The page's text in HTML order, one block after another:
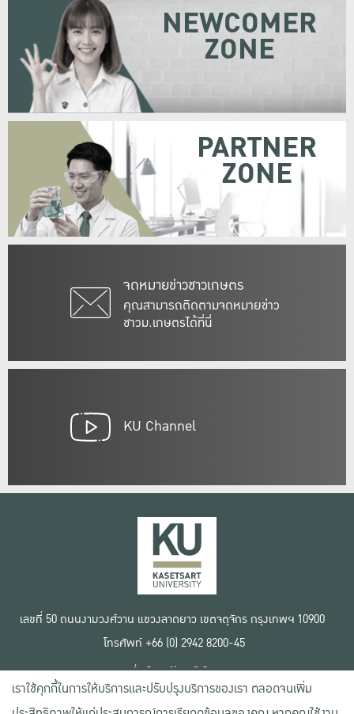
จดหมายข่าวชาวเกษตร
คุณสามารถติดตามจดหมายข่าว
ชาวม.เกษตรได้ที่นี่
NEWCOMER
ZONE
PARTNER
ZONE
KU Channel
เลขที่ 50 ถนนงามวงศ์วาน แขวงลาดยาว เขตจตุจักร กรุงเทพฯ 10900
โทรศัพท์ +66 (0) 2942 8200-45
เงื่อนไขการใช้งานเว็บไซต์
ข้อตกลงด้านสิทธิ์ใช้งาน
นโยบายความเป็นส่วนตัว
เราใช้คุกกี้ในการให้บริการและปรับปรุงบริการของเรา ตลอดจนเพิ่ม